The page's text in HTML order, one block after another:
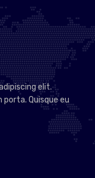
elit.
Quisque eu